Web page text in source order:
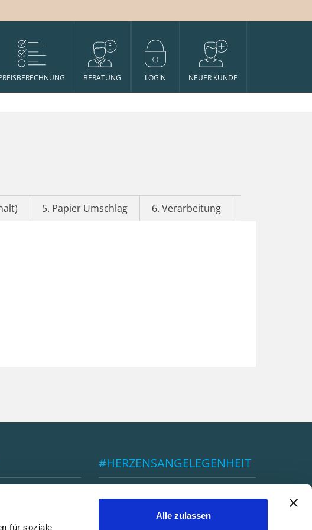
für soziale
Alle zulassen
BERATUNG LOGIN NEUER KUNDE
5. Papier Umschlag 6. Verarbeitung
#HERZENSANGELEGENHEIT